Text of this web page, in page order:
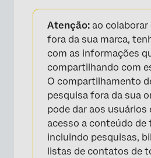
Atenção: ao
fora da sua marca,
com as informações
compartilhando com
O compartilhamento
pesquisa fora da sua
pode dar aos usuários
acesso a conteúdo de
incluindo pesquisas,
listas de contatos de